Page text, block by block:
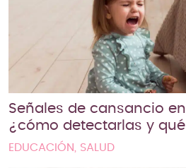
Señales de cansancio
¿cómo detectarlas y
EDUCACIÓN, SALUD